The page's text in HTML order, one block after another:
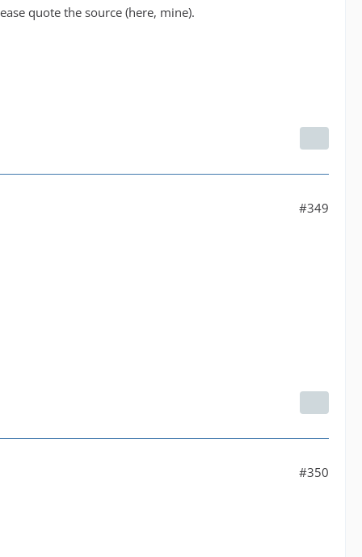
quote the source (here, mine).
#349
#350